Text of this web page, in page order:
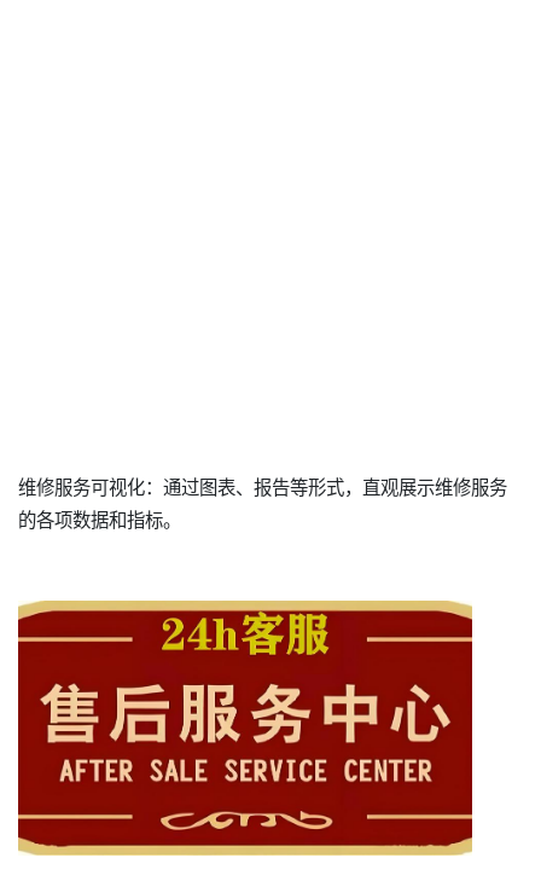
维修服务可视化：通过图表、报告等形式，直观展示维修服务
的各项数据和指标。